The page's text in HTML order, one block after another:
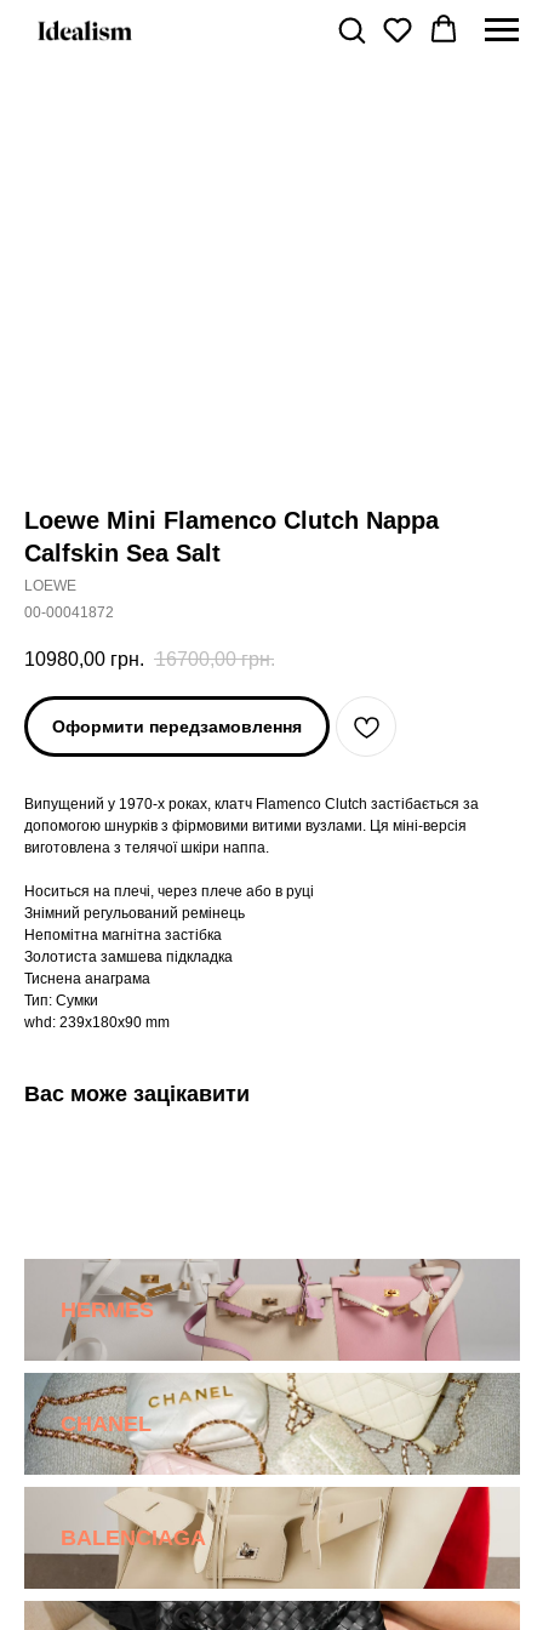
Loewe Mini Flamenco Clutch Nappa
Calfskin Sea Salt
LOEWE
00-00041872
10980,00 грн. 16700,00 грн.
Оформити передзамовлення
Випущений у 1970-х роках, клатч Flamenco Clutch застібається за
допомогою шнурків з фірмовими витими вузлами. Ця міні-версія
виготовлена з телячої шкіри наппа.
Носиться на плечі, через плече або в руці
Знімний регульований ремінець
Непомітна магнітна застібка
Золотиста замшева підкладка
Тиснена анаграма
Тип: Сумки
whd: 239x180x90 mm
Вас може зацікавити
HERMES
CHANEL
BALENCIAGA